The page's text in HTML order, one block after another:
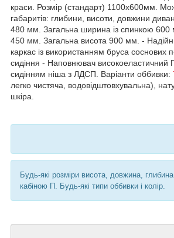
краси. Розмір (стандарт) 1100х600мм.
габаритів: глибини, висоти, довжини
480 мм. Загальна ширина із спинкою 600
450 мм. Загальна висота 900 мм. -
каркас із використанням бруса соснових
сидіння - Наповнювач високоеластичний
сидінням ніша з ЛДСП. Варіанти оббивки:
легко чистяча, водовідштовхувальна),
шкіра.
Будь-які розміри висота, довжина,
кабіною П. Будь-які типи оббивки і колір.